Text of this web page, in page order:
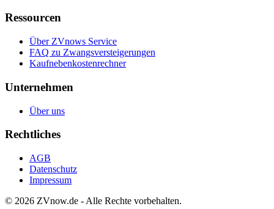
Ressourcen
Über ZVnows Service
FAQ zu Zwangsversteigerungen
Kaufnebenkostenrechner
Unternehmen
Über uns
Rechtliches
AGB
Datenschutz
Impressum
© 2026 ZVnow.de - Alle Rechte vorbehalten.